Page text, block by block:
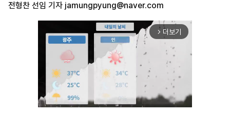
전형찬 선임 기자 jamungpyung@naver.com
arrow_forward_ios 더보기